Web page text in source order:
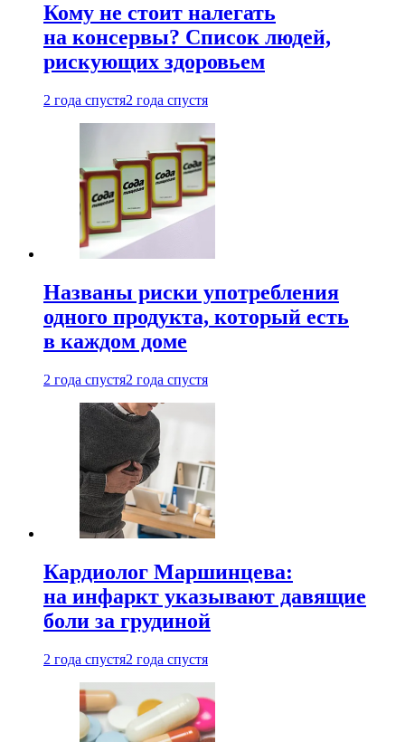
Кому не стоит налегать
на консервы? Список людей,
рискующих здоровьем
2 года спустя2 года спустя
Названы риски употребления
одного продукта, который есть
в каждом доме
2 года спустя2 года спустя
Кардиолог Маршинцева:
на инфаркт указывают давящие
боли за грудиной
2 года спустя2 года спустя